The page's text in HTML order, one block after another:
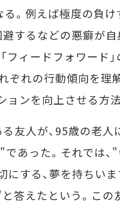
る。例えば極度の負
避するなどの悪癖が
フィードフォワード
ぞれの行動傾向を
ョンを向上させる方
友人が、95歳の老
であった。それでは
する、夢を持ちい
答えたという。この